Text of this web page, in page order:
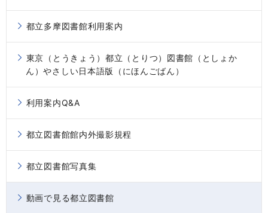
都立多摩図書館利用案内
東京（とうきょう）都立（とりつ）図書館（としょか
ん）やさしい日本語版（にほんごばん）
利用案内Q&A
都立図書館館内外撮影規程
都立図書館写真集
動画で見る都立図書館